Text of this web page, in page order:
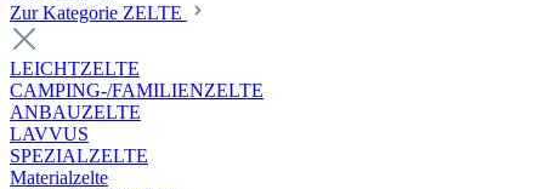
Zur Kategorie ZELTE
LEICHTZELTE
CAMPING-/FAMILIENZELTE
ANBAUZELTE
LAVVUS
SPEZIALZELTE
Materialzelte